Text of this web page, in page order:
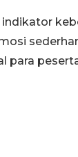
indikator
para